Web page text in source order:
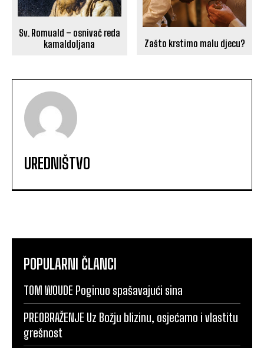
Sv. Romuald – osnivač reda
kamaldoljana
Zašto krstimo malu djecu?
UREDNIŠTVO
POPULARNI ČLANCI
TOM WOUDE Poginuo spašavajući sina
PREOBRAŽENJE Uz Božju blizinu, osjećamo i vlastitu
grešnost